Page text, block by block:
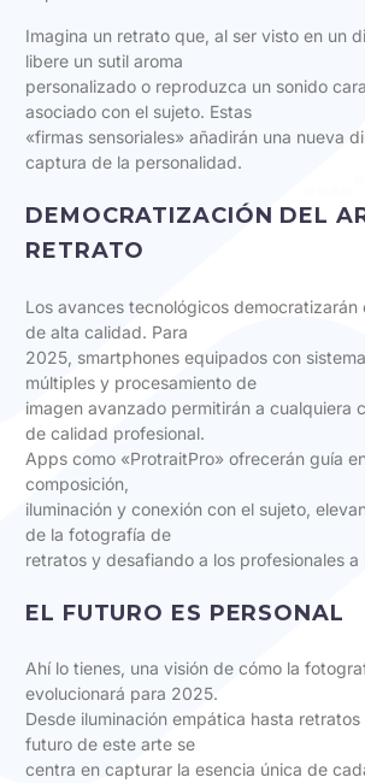
Imagina un retrato que, al ser visto en un
libere un sutil aroma
personalizado o reproduzca un sonido
asociado con el sujeto. Estas
«firmas sensoriales» añadirán una nueva
captura de la personalidad.
DEMOCRATIZACIÓN DEL
RETRATO
Los avances tecnológicos
de alta calidad. Para
2025, smartphones equipados con
múltiples y procesamiento de
imagen avanzado permitirán a cualquiera
de calidad profesional.
Apps como «ProtraitPro» ofrecerán guía
composición,
iluminación y conexión con el sujeto,
de la fotografía de
retratos y desafiando a los profesionales a
EL FUTURO ES PERSONAL
Ahí lo tienes, una visión de cómo la
evolucionará para 2025.
Desde iluminación empática hasta retratos
futuro de este arte se
centra en capturar la esencia única de